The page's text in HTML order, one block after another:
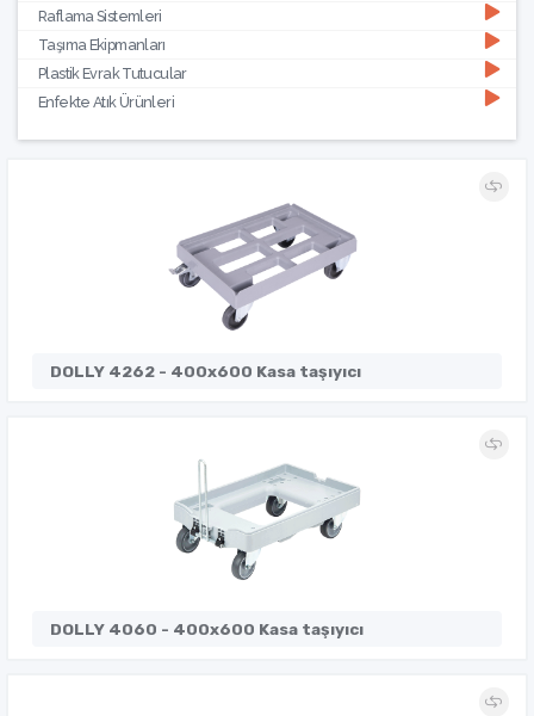
Raflama Sistemleri
Taşıma Ekipmanları
Plastik Evrak Tutucular
Enfekte Atık Ürünleri
DOLLY 4262 - 400x600 Kasa taşıyıcı
DOLLY 4060 - 400x600 Kasa taşıyıcı